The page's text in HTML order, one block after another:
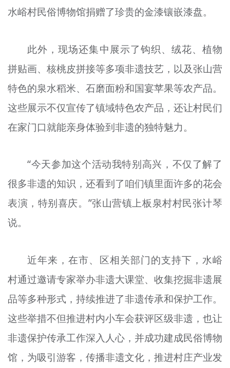
水峪村民俗博物馆捐赠了珍贵的金漆镶嵌漆盘。
此外，现场还集中展示了钩织、绒花、植物
拼贴画、核桃皮拼接等多项非遗技艺，以及张山营
特色的泉水稻米、石磨面粉和国宴苹果等农产品。
这些展示不仅宣传了镇域特色农产品，还让村民们
在家门口就能亲身体验到非遗的独特魅力。
“今天参加这个活动我特别高兴，不仅了解了
很多非遗的知识，还看到了咱们镇里面许多的花会
表演，特别喜庆。”张山营镇上板泉村村民张计琴
说。
近年来，在市、区相关部门的支持下，水峪
村通过邀请专家举办非遗大课堂、收集挖掘非遗展
品等多种形式，持续推进了非遗传承和保护工作。
这些举措不但推进村内小车会获评区级非遗，也让
非遗保护传承工作深入人心，并成功建成民俗博物
馆，为吸引游客，传播非遗文化，推进村庄产业发